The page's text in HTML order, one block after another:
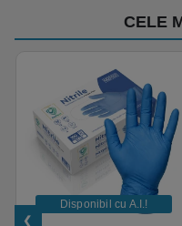
CELE
Disponibil cu A.I.​!